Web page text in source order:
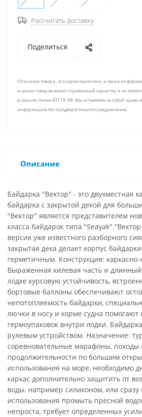
Рассчитать доставку
Поделиться
Описание товара , его характеристики, а также
и ценах товаров имеет справочный характер и не
в смысле статьи 437 ГК РФ. Мы оставляем за собой право
информацию без предварительного уведомления.
Описание
Байдарка "Вектор" - это двухместная
байдарка с закрытой декой для
"Вектор" является представителем
класса байдарок типа
версия уже известного разборного
закрытая дека делает корпус
герметичным. Конструкция:
Выраженная килевая часть и
лодке курсовую устойчивость,
бортовые баллоны обеспечивают
непотопляемость байдарки,
лючки в носу и корме судна
гермоупаковок внутри лодки.
рулевым устройством. Назначение:
соревновательные марафоны, походы
продолжительности по большим
использования на море, необходимо
каркас дополнительно защитить от
воды, например силиконом, или сразу
использования промыть пресной
непроста, требует определенных